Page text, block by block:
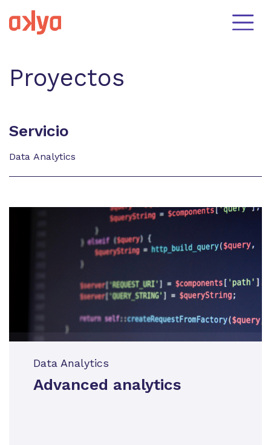
Proyectos
Servicio
Data Analytics
Advanced analytics